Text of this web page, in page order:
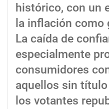
histórico, con un
la inflación como
La caída de
especialmente
consumidores
aquellos sin
los votantes